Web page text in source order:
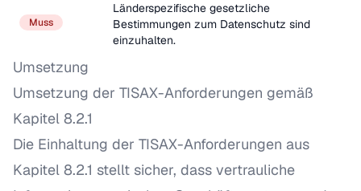
Muss
Länderspezifische gesetzliche
Bestimmungen zum Datenschutz sind
einzuhalten.
Umsetzung
Umsetzung der TISAX-Anforderungen gemäß
Kapitel 8.2.1
Die Einhaltung der TISAX-Anforderungen aus
Kapitel 8.2.1 stellt sicher, dass vertrauliche